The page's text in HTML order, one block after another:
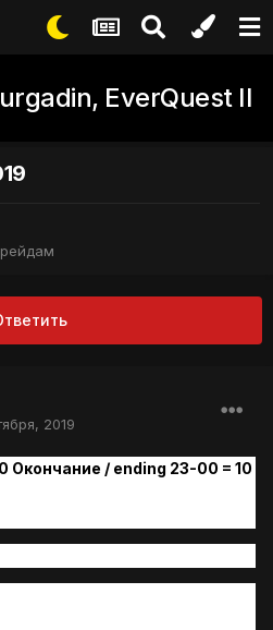
EverQuest II
2019
/ ending 23-00 = 10